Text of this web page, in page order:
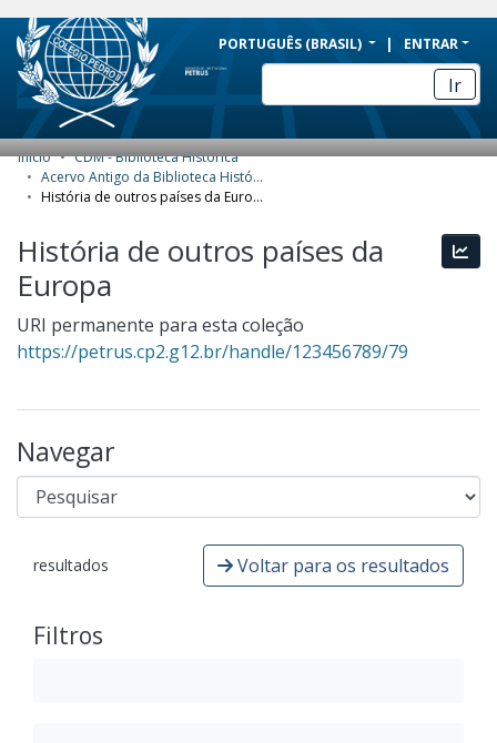
BRAZIL
Simplifique!
Comunica BR
Participe
Acesso à informação
Canais
PORTUGUÊS (BRASIL) ENTRAR
Ir
COMUNIDADES E COLEÇÕES
ESTATÍSTICAS
SOBRE
Início
CDM - Biblioteca Histórica
Acervo Antigo da Biblioteca Histórica
História de outros países da Europa
História de outros países da
Europa
URI permanente para esta coleção
https://petrus.cp2.g12.br/handle/123456789/79
Navegar
resultados Voltar para os resultados
Filtros